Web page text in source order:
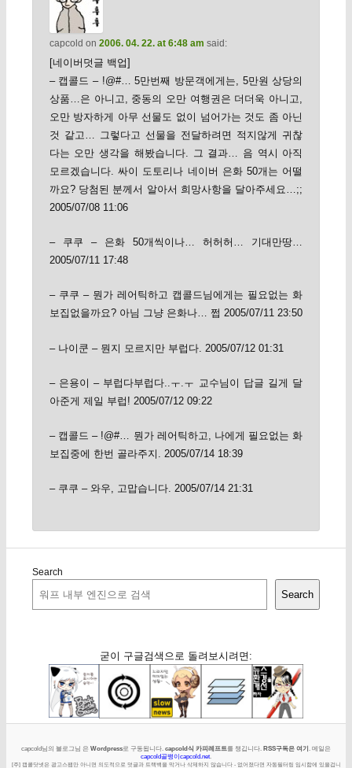
capcold on 2006. 04. 22. at 6:48 am said:
[네이버덧글 백업]
– 캡콜드 – !@#… 5만번째 방문객에게는, 5만원 상당의
상품…은 아니고, 중동의 오만 여행권은 더더욱 아니고,
오만 방자하게 아무 선물도 없이 넘어가는 것도 좀 아닌
것 같고… 그렇다고 선물을 전달하려면 적지않게 귀찮
다는 오만 생각을 해봤습니다. 그 결과… 음 역시 아직
모르겠습니다. 싸이 도토리나 네이버 은화 50개는 어떨
까요? 당첨된 분께서 알아서 희망사항을 달아주세요…;;
2005/07/08 11:06
– 쿠쿠 – 은화 50개씩이나… 허허허… 기대만땅…
2005/07/11 17:48
– 쿠쿠 – 뭔가 레어틱하고 캡콜드님에게는 필요없는 화
보집없을까요? 아님 그냥 은화나… 쩝 2005/07/11 23:50
– 나이쿤 – 뭔지 모르지만 부럽다. 2005/07/12 01:31
– 은용이 – 부럽다부럽다..ㅜ.ㅜ 교수님이 답글 길게 달
아준게 제일 부럽! 2005/07/12 09:22
– 캡콜드 – !@#… 뭔가 레어틱하고, 나에게 필요없는 화
보집중에 한번 골라주지. 2005/07/14 18:39
– 쿠쿠 – 와우, 고맙습니다. 2005/07/14 21:31
Search
Search
굳이 구글검색으로 돌려보시려면:
capcold님의 블로그님 은 Wordpress로 구동됩니다. capcold식 카피레프트를 챙깁니다. RSS구독은 여기. 메일은
capcold골뱅이capcold.net.
[주] 캡콜닷넷은 광고스팸만 아니면 의도적으로 덧글과 트랙백을 막거나 삭제하지 않습니다 - 없어졌다면 자동필터링 임시함에 있을겁니